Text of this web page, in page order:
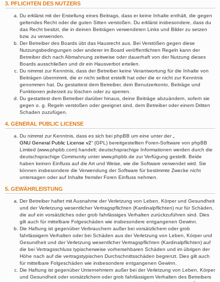
3. PFLICHTEN DES NUTZERS
Du erklärst mit der Erstellung eines Beitrags, dass er keine Inhalte enthält, die gegen
geltendes Recht oder die guten Sitten verstoßen. Du erklärst insbesondere, dass du
das Recht besitzt, die in deinen Beiträgen verwendeten Links und Bilder zu setzen
bzw. zu verwenden.
Der Betreiber des Boards übt das Hausrecht aus. Bei Verstößen gegen diese
Nutzungsbedingungen oder anderer im Board veröffentlichten Regeln kann der
Betreiber dich nach Abmahnung zeitweise oder dauerhaft von der Nutzung dieses
Boards ausschließen und dir ein Hausverbot erteilen.
Du nimmst zur Kenntnis, dass der Betreiber keine Verantwortung für die Inhalte von
Beiträgen übernimmt, die er nicht selbst erstellt hat oder die er nicht zur Kenntnis
genommen hat. Du gestattest dem Betreiber, dein Benutzerkonto, Beiträge und
Funktionen jederzeit zu löschen oder zu sperren.
Du gestattest dem Betreiber darüber hinaus, deine Beiträge abzuändern, sofern sie
gegen o. g. Regeln verstoßen oder geeignet sind, dem Betreiber oder einem Dritten
Schaden zuzufügen.
4. GENERAL PUBLIC LICENSE
Du nimmst zur Kenntnis, dass es sich bei phpBB um eine unter der „
GNU General Public License v2“ (GPL) bereitgestellten Foren-Software von phpBB
Limited (www.phpbb.com) handelt; deutschsprachige Informationen werden durch die
deutschsprachige Community unter www.phpbb.de zur Verfügung gestellt. Beide
haben keinen Einfluss auf die Art und Weise, wie die Software verwendet wird. Sie
können insbesondere die Verwendung der Software für bestimmte Zwecke nicht
untersagen oder auf Inhalte fremder Foren Einfluss nehmen.
5. GEWÄHRLEISTUNG
Der Betreiber haftet mit Ausnahme der Verletzung von Leben, Körper und Gesundheit
und der Verletzung wesentlicher Vertragspflichten (Kardinalpflichten) nur für Schäden,
die auf ein vorsätzliches oder grob fahrlässiges Verhalten zurückzuführen sind. Dies
gilt auch für mittelbare Folgeschäden wie insbesondere entgangenen Gewinn.
Die Haftung ist gegenüber Verbrauchern außer bei vorsätzlichem oder grob
fahrlässigem Verhalten oder bei Schäden aus der Verletzung von Leben, Körper und
Gesundheit und der Verletzung wesentlicher Vertragspflichten (Kardinalpflichten) auf
die bei Vertragsschluss typischerweise vorhersehbaren Schäden und im übrigen der
Höhe nach auf die vertragstypischen Durchschnittsschäden begrenzt. Dies gilt auch
für mittelbare Folgeschäden wie insbesondere entgangenen Gewinn.
Die Haftung ist gegenüber Unternehmern außer bei der Verletzung von Leben, Körper
und Gesundheit oder vorsätzlichem oder grob fahrlässigem Verhalten des Betreibers